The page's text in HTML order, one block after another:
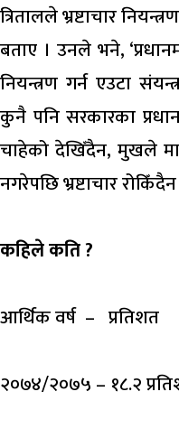
त्रितालले भ्रष्टाचार
बताए । उनले भने,
नियन्त्रण गर्न एउटा
कुनै पनि सरकारका
चाहेको देखिँदैन, मुखले
नगरेपछि भ्रष्टाचार रोकिँदैन
कहिले कति ?
आर्थिक वर्ष – प्रतिशत
२०७४/२०७५ – १८.२